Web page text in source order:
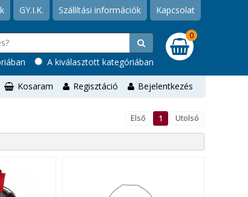
GY.I.K. Szállítási információk Kapcsolat
A kiválasztott kategóriában
0
Kosaram Regisztáció Bejelentkezés
Első 1 Utolsó